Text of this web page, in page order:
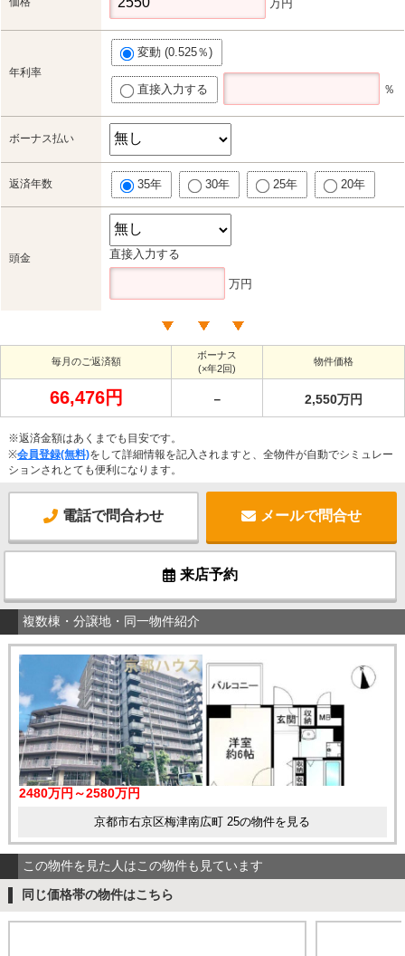
万円
年利率
変動 (0.525％)
直接入力する ％
ボーナス払い
返済年数 35年 30年 25年 20年
頭金 直接入力する
万円
毎月のご返済額
ボーナス
(×年2回)
物件価格
66,476円 － 2,550万円
※返済金額はあくまでも目安です。
※会員登録(無料)をして詳細情報を記入されますと、全物件が自動でシミュレー
ションされとても便利になります。
電話で問合わせ メールで問合せ
来店予約
複数棟・分譲地・同一物件紹介
2480万円～2580万円
京都市右京区梅津南広町 25の物件を見る
この物件を見た人はこの物件も見ています
同じ価格帯の物件はこちら